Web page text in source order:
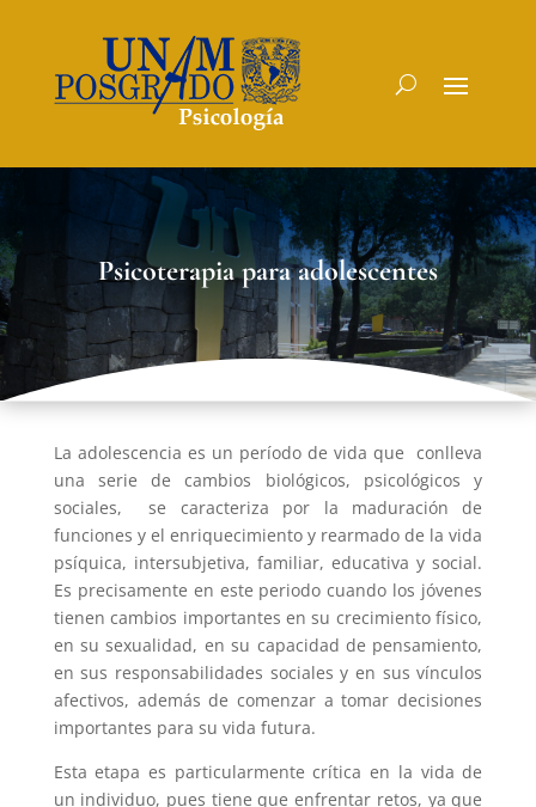
Psicoterapia para adolescentes
La adolescencia es un período de vida que conlleva
una serie de cambios biológicos, psicológicos y
sociales, se caracteriza por la maduración de
funciones y el enriquecimiento y rearmado de la vida
psíquica, intersubjetiva, familiar, educativa y social.
Es precisamente en este periodo cuando los jóvenes
tienen cambios importantes en su crecimiento físico,
en su sexualidad, en su capacidad de pensamiento,
en sus responsabilidades sociales y en sus vínculos
afectivos, además de comenzar a tomar decisiones
importantes para su vida futura.
Esta etapa es particularmente crítica en la vida de
un individuo, pues tiene que enfrentar retos, ya que